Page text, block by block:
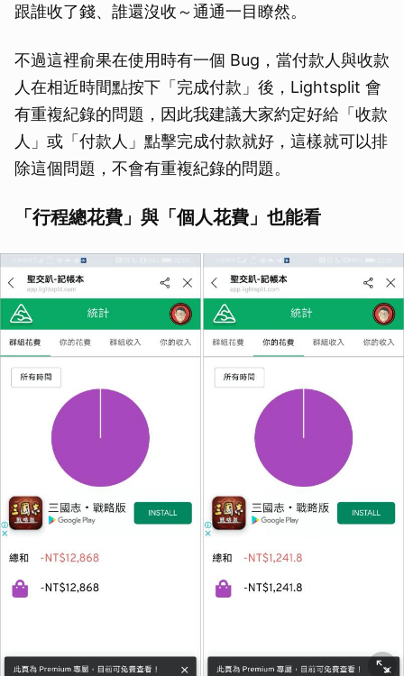
跟誰收了錢、誰還沒收～通通一目瞭然。
不過這裡俞果在使用時有一個 Bug，當付款人與收款
人在相近時間點按下「完成付款」後，Lightsplit 會
有重複紀錄的問題，因此我建議大家約定好給「收款
人」或「付款人」點擊完成付款就好，這樣就可以排
除這個問題，不會有重複紀錄的問題。
「行程總花費」與「個人花費」也能看